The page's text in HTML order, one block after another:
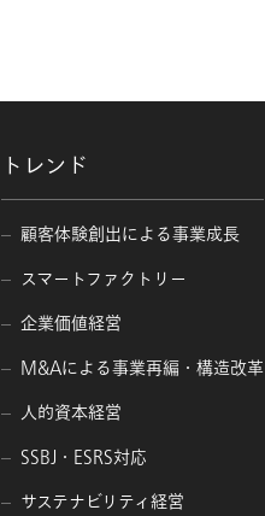
トレンド
顧客体験創出による事業成長
スマートファクトリー
企業価値経営
M&Aによる事業再編・構造改革
人的資本経営
SSBJ・ESRS対応
サステナビリティ経営